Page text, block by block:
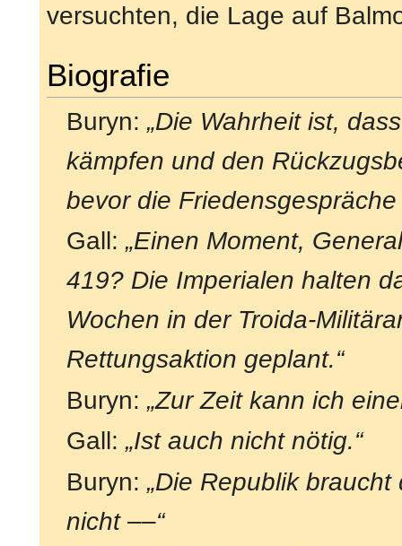
versuchten, die Lage auf
Biografie
Buryn:„Die Wahrheit ist,
kämpfen und den
bevor die Friedensgespräche
Gall:„Einen Moment,
419? Die Imperialen halten
Wochen in der Troida-
Rettungsaktion geplant.“
Buryn:„Zur Zeit kann ich
Gall:„Ist auch nicht nötig.“
Buryn:„Die Republik
nicht ––“